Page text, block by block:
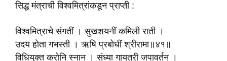
सिद्ध मंत्राची विश्वमित्रांकडून प्राप्ती :
विश्वमित्राचे संगतीं । सुखशयनीं कमिली राती ।
उदय होता गभस्ती । ऋषि प्रबोधीं श्रीरामा॥४१॥
विधियुक्त करोनि स्नान । संध्या गायत्री जपावर्तन ।